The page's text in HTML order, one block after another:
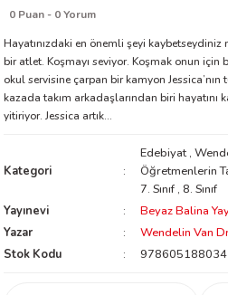
0 Puan - 0 Yorum
Hayatınızdaki en önemli şeyi kaybetseydiniz
bir atlet. Koşmayı seviyor. Koşmak onun
okul servisine çarpan bir kamyon Jessica’nın
kazada takım arkadaşlarından biri hayatını
yitiriyor. Jessica artık...
Kategori
Edebiyat ,
Öğretmenlerin
7. Sınıf , 8. Sınıf
Yayınevi
Beyaz Balina
Yazar
Wendelin Van
Stok Kodu